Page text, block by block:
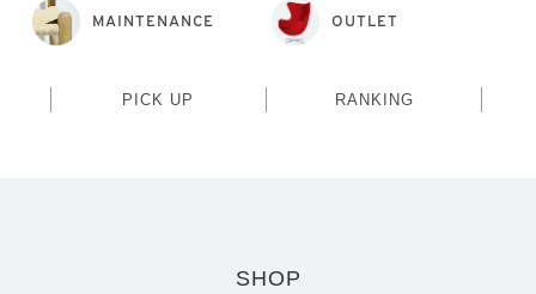
MAINTENANCE OUTLET
PICK UP RANKING
SHOP